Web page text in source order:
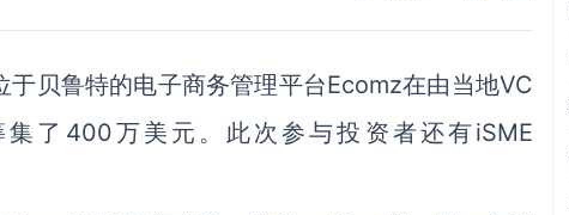
于贝鲁特的电子商务管理平台Ecomz在由当地VC
了400万美元。此次参与投资者还有iSME